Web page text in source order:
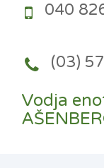
040
(03)
Vodja